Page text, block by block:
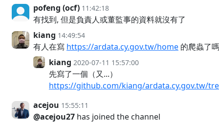
pofeng (ocf) 11:42:18
有找到, 但是負責人或董監事的資料就沒有了
kiang 14:49:54
有人在寫 https://ardata.cy.gov.tw/home 的爬蟲了
kiang 2020-07-11 15:57:00
先寫了一個（又...）
https://github.com/kiang/ardata.cy.gov.tw/
acejou 15:55:11
@acejou27 has joined the channel